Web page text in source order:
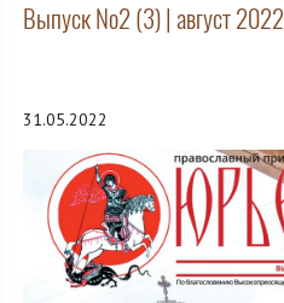
Выпуск №2 (3) | август 2022
31.05.2022